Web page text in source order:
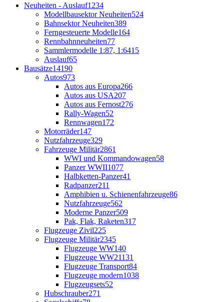
Neuheiten - Auslauf1234
Modellbausektor Neuheiten524
Bahnsektor Neuheiten389
Ferngesteuerte Modelle164
Rennbahnneuheiten77
Sammlermodelle 1:87, 1:6415
Auslauf65
Bausätze14190
Autos973
Autos aus Europa266
Autos aus USA207
Autos aus Fernost276
Rally-Wagen52
Rennwagen172
Motorräder147
Nutzfahrzeuge329
Fahrzeuge Militär2861
WWI und Kommandowagen58
Panzer WWII1077
Halbketten-Panzer41
Radpanzer211
Amphibien u. Schienenfahrzeuge86
Nutzfahrzeuge562
Moderne Panzer509
Pak, Flak, Raketen317
Flugzeuge Zivil225
Flugzeuge Militär2345
Flugzeuge WW140
Flugzeuge WW21131
Flugzeuge Transport84
Flugzeuge modern1038
Flugzeugsets52
Hubschrauber271